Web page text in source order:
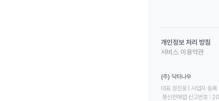
개인정보 처리 방침
서비스 이용약관
(주) 닥터나우
대표 정진웅 | 사업자
통신판매업 신고번호